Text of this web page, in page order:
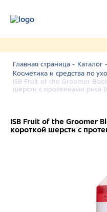
Главная страница - Каталог -
Косметика и средства по
ISB Fruit of the Groomer
шерсти с протеинами риса
ISB Fruit of the Groomer
короткой шерсти с